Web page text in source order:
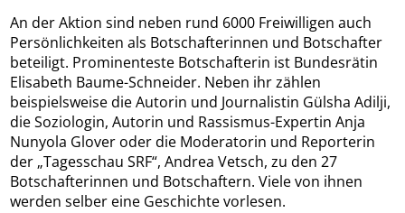
An der Aktion sind neben rund 6000 Freiwilligen auch
Persönlichkeiten als Botschafterinnen und Botschafter
beteiligt. Prominenteste Botschafterin ist Bundesrätin
Elisabeth Baume-Schneider. Neben ihr zählen
beispielsweise die Autorin und Journalistin Gülsha Adilji,
die Soziologin, Autorin und Rassismus-Expertin Anja
Nunyola Glover oder die Moderatorin und Reporterin
der „Tagesschau SRF“, Andrea Vetsch, zu den 27
Botschafterinnen und Botschaftern. Viele von ihnen
werden selber eine Geschichte vorlesen.